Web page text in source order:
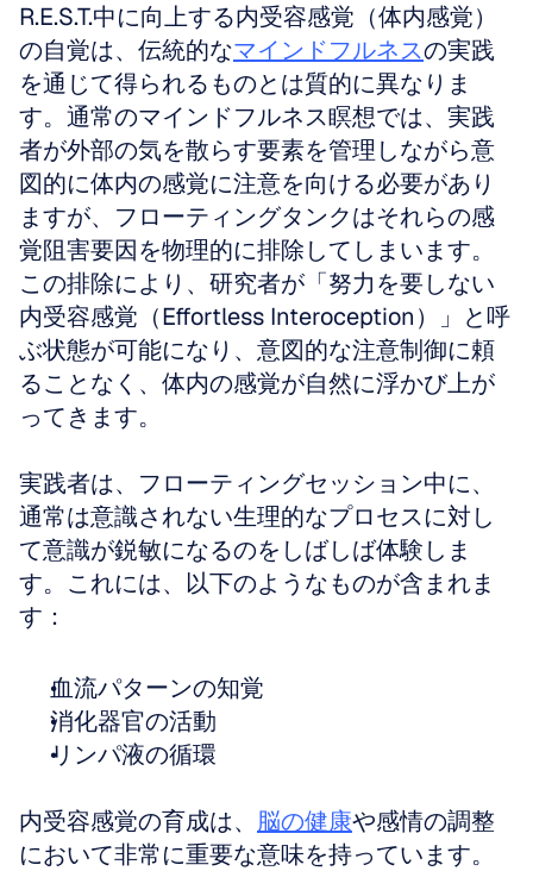
R.E.S.T.中に向上する内受容感覚（体内感覚）
の自覚は、伝統的なマインドフルネスの実践
を通じて得られるものとは質的に異なりま
す。通常のマインドフルネス瞑想では、実践
者が外部の気を散らす要素を管理しながら意
図的に体内の感覚に注意を向ける必要があり
ますが、フローティングタンクはそれらの感
覚阻害要因を物理的に排除してしまいます。
この排除により、研究者が「努力を要しない
内受容感覚（Effortless Interoception）」と呼
ぶ状態が可能になり、意図的な注意制御に頼
ることなく、体内の感覚が自然に浮かび上が
ってきます。
実践者は、フローティングセッション中に、
通常は意識されない生理的なプロセスに対し
て意識が鋭敏になるのをしばしば体験しま
す。これには、以下のようなものが含まれま
す：
血流パターンの知覚
消化器官の活動
リンパ液の循環
内受容感覚の育成は、 脳の健康や感情の調整
において非常に重要な意味を持っています。